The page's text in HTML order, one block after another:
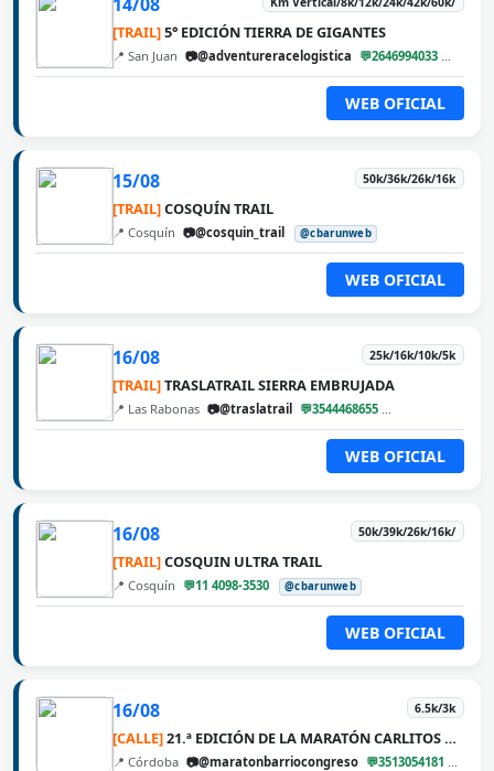
[TRAIL]5° EDICIÓN TIERRA DE GIGANTES
📍 San Juan 📷@adventureracelogistica 💬2646994033
WEB OFICIAL
15/08 50k/36k/26k/16k
[TRAIL]COSQUÍN TRAIL
📍 Cosquín 📷@cosquin_trail @cbarunweb
WEB OFICIAL
16/08 25k/16k/10k/5k
[TRAIL]TRASLATRAIL SIERRA EMBRUJADA
📍 Las Rabonas 📷@traslatrail 💬3544468655
WEB OFICIAL
16/08 50k/39k/26k/16k/
[TRAIL]COSQUIN ULTRA TRAIL
📍 Cosquín 💬11 4098-3530 @cbarunweb
WEB OFICIAL
16/08 6.5k/3k
[CALLE]21.ª EDICIÓN DE LA MARATÓN CARLITOS DÍAZ
📍 Córdoba 📷@maratonbarriocongreso 💬3513054181